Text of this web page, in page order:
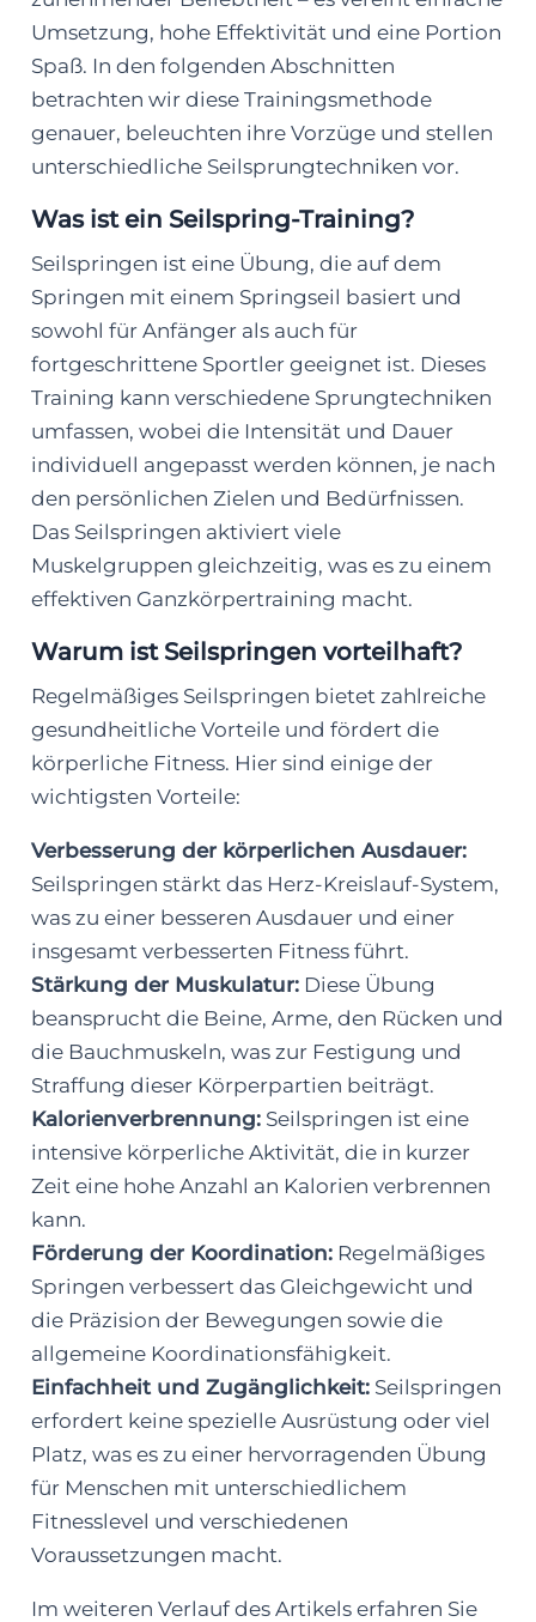
Umsetzung, hohe Effektivität und eine Portion
Spaß. In den folgenden Abschnitten
betrachten wir diese Trainingsmethode
genauer, beleuchten ihre Vorzüge und stellen
unterschiedliche Seilsprungtechniken vor.
Was ist ein Seilspring-Training?
Seilspringen ist eine Übung, die auf dem
Springen mit einem Springseil basiert und
sowohl für Anfänger als auch für
fortgeschrittene Sportler geeignet ist. Dieses
Training kann verschiedene Sprungtechniken
umfassen, wobei die Intensität und Dauer
individuell angepasst werden können, je nach
den persönlichen Zielen und Bedürfnissen.
Das Seilspringen aktiviert viele
Muskelgruppen gleichzeitig, was es zu einem
effektiven Ganzkörpertraining macht.
Warum ist Seilspringen vorteilhaft?
Regelmäßiges Seilspringen bietet zahlreiche
gesundheitliche Vorteile und fördert die
körperliche Fitness. Hier sind einige der
wichtigsten Vorteile:
Verbesserung der körperlichen Ausdauer:
Seilspringen stärkt das Herz-Kreislauf-System,
was zu einer besseren Ausdauer und einer
insgesamt verbesserten Fitness führt.
Stärkung der Muskulatur: Diese Übung
beansprucht die Beine, Arme, den Rücken und
die Bauchmuskeln, was zur Festigung und
Straffung dieser Körperpartien beiträgt.
Kalorienverbrennung: Seilspringen ist eine
intensive körperliche Aktivität, die in kurzer
Zeit eine hohe Anzahl an Kalorien verbrennen
kann.
Förderung der Koordination: Regelmäßiges
Springen verbessert das Gleichgewicht und
die Präzision der Bewegungen sowie die
allgemeine Koordinationsfähigkeit.
Einfachheit und Zugänglichkeit: Seilspringen
erfordert keine spezielle Ausrüstung oder viel
Platz, was es zu einer hervorragenden Übung
für Menschen mit unterschiedlichem
Fitnesslevel und verschiedenen
Voraussetzungen macht.
Im weiteren Verlauf des Artikels erfahren Sie